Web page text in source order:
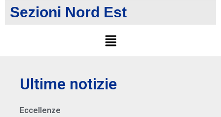
Sezioni Nord Est
Ultime notizie
Eccellenze